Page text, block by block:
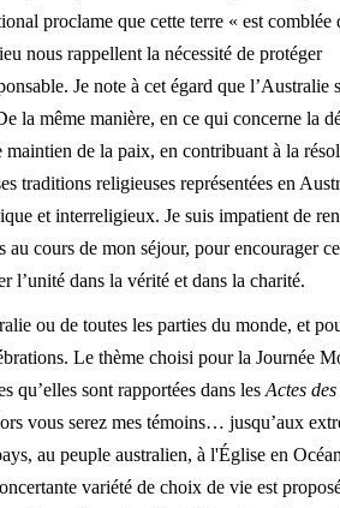
proclame que cette terre « est comblée
nous rappellent la nécessité de protéger
Je note à cet égard que l’Australie
la même manière, en ce qui concerne la
maintien de la paix, en contribuant à la
traditions religieuses représentées en
et interreligieux. Je suis impatient de
cours de mon séjour, pour encourager
l’unité dans la vérité et dans la charité.
ou de toutes les parties du monde, et
Le thème choisi pour la Journée
qu’elles sont rapportées dans les Actes
vous serez mes témoins… jusqu’aux
au peuple australien, à l'Église en
variété de choix de vie est